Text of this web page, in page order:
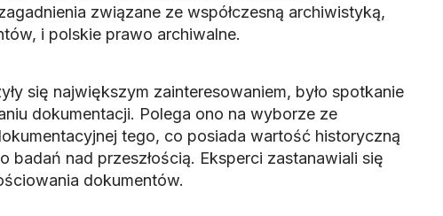
związane ze współczesną archiwistyką,
i polskie prawo archiwalne.
się największym zainteresowaniem, było spotkanie
dokumentacji. Polega ono na wyborze ze
tego, co posiada wartość historyczną
badań nad przeszłością. Eksperci zastanawiali się
dokumentów.